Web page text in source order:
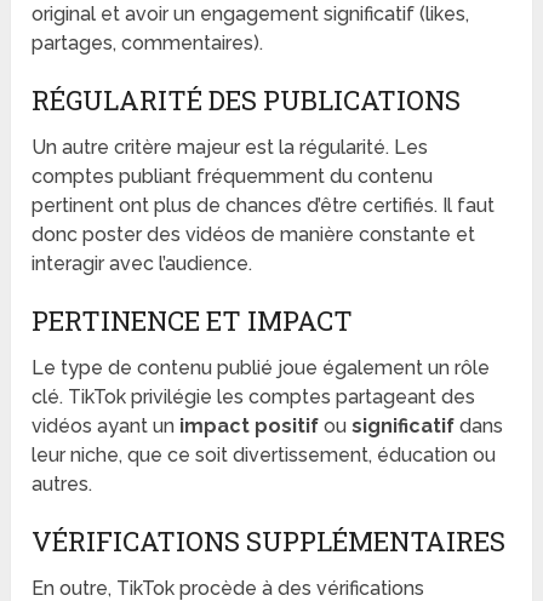
original et avoir un engagement significatif (likes,
partages, commentaires).
RÉGULARITÉ DES PUBLICATIONS
Un autre critère majeur est la régularité. Les
comptes publiant fréquemment du contenu
pertinent ont plus de chances d’être certifiés. Il faut
donc poster des vidéos de manière constante et
interagir avec l’audience.
PERTINENCE ET IMPACT
Le type de contenu publié joue également un rôle
clé. TikTok privilégie les comptes partageant des
vidéos ayant un impact positif ousignificatif dans
leur niche, que ce soit divertissement, éducation ou
autres.
VÉRIFICATIONS SUPPLÉMENTAIRES
En outre, TikTok procède à des vérifications